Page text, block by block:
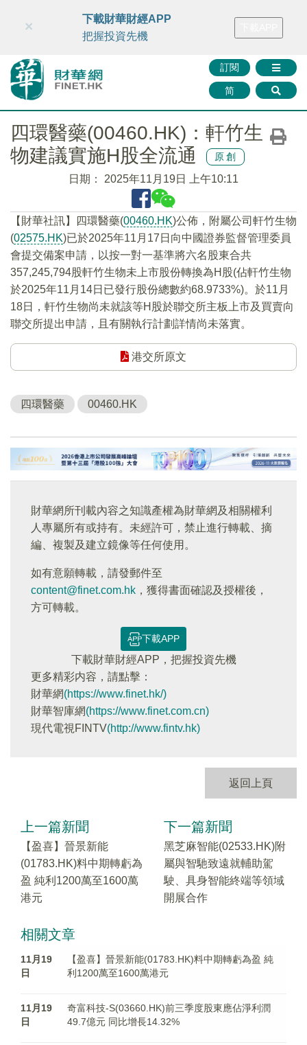
財華智庫網 FINTV FINMETA 財華證券 媒體矩陣
訂閱
简
×
下載財華財經APP
把握投資先機
四環醫藥(00460.HK)：軒竹生
物建議實施H股全流通
原創
日期： 2025年11月19日 上午10:11
【財華社訊】四環醫藥(00460.HK)公佈，附屬公司軒竹生物
(02575.HK)已於2025年11月17日向中國證券監督管理委員
會提交備案申請，以按一對一基準將六名股東合共
357,245,794股軒竹生物未上市股份轉換為H股(佔軒竹生物
於2025年11月14日已發行股份總數約68.9733%)。於11月
18日，軒竹生物尚未就該等H股於聯交所主板上市及買賣向
聯交所提出申請，且有關執行計劃詳情尚未落實。
港交所原文
四環醫藥 00460.HK
財華網所刊載內容之知識產權為財華網及相關權利
人專屬所有或持有。未經許可，禁止進行轉載、摘
編、複製及建立鏡像等任何使用。
如有意願轉載，請發郵件至
content@finet.com.hk ，獲得書面確認及授權後，
方可轉載。
下載APP
下載財華財經APP，把握投資先機
更多精彩内容，請點擊：
財華網(https://www.finet.hk/)
財華智庫網(https://www.finet.com.cn)
現代電視FINTV(http://www.fintv.hk)
返回上頁
上一篇新聞
【盈喜】晉景新能
(01783.HK)料中期轉虧為
盈 純利1200萬至1600萬
港元
下一篇新聞
黑芝麻智能(02533.HK)附
屬與智馳致遠就輔助駕
駛、具身智能終端等領域
開展合作
相關文章
11月19
日
【盈喜】晉景新能(01783.HK)料中期轉虧為盈 純
利1200萬至1600萬港元
11月19
日
奇富科技-S(03660.HK)前三季度股東應佔淨利潤
49.7億元 同比增長14.32%